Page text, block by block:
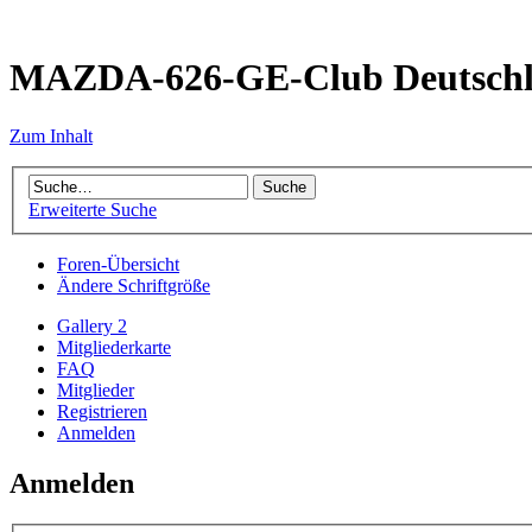
MAZDA-626-GE-Club
Zum Inhalt
Erweiterte Suche
Foren-Übersicht
Ändere Schriftgröße
Gallery 2
Mitgliederkarte
FAQ
Mitglieder
Registrieren
Anmelden
Anmelden